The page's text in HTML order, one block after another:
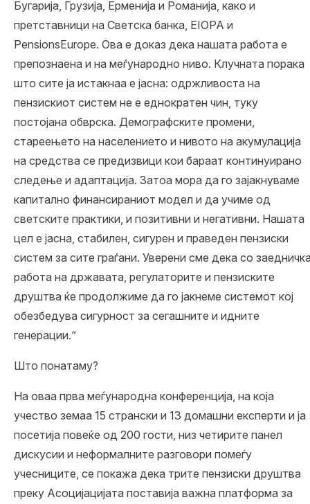
Бугарија, Грузија, Ерменија и Романија, како и
претставници на Светска банка, EIOPA и
PensionsEurope. Ова е доказ дека нашата работа е
препознаена и на меѓународно ниво. Клучната порака
што сите ја истакнаа е јасна: одржливоста на
пензискиот систем не е еднократен чин, туку
постојана обврска. Демографските промени,
стареењето на населението и нивото на акумулација
на средства се предизвици кои бараат континуирано
следење и адаптација. Затоа мора да го зајакнуваме
капитално финансираниот модел и да учиме од
светските практики, и позитивни и негативни. Нашата
цел е јасна, стабилен, сигурен и праведен пензиски
систем за сите граѓани. Уверени сме дека со
работа на државата, регулаторите и пензиските
друштва ќе продолжиме да го јакнеме системот кој
обезбедува сигурност за сегашните и идните
генерации.“
Што понатаму?
На оваа прва меѓународна конференција, на која
учество земаа 15 странски и 13 домашни експерти и ја
посетија повеќе од 200 гости, низ четирите панел
дискусии и неформалните разговори помеѓу
учесниците, се покажа дека трите пензиски друштва
преку Асоцијацијата поставија важна платформа за